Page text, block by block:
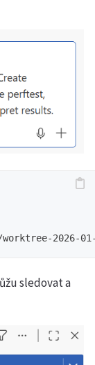
2026-
sledovat a